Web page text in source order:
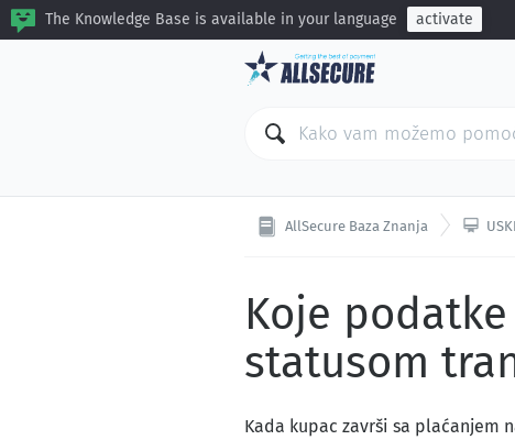
The Knowledge Base is available in your language activate
AllSecure Baza Znanja 
Koje
statusom
Kada kupac završi sa plaćanjem